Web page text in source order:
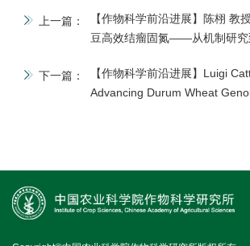
上一篇：
【作物科学前沿进展】陈栩 教
豆高效结瘤固氮——从机制研究
下一篇：
【作物科学前沿进展】Luigi
Advancing Durum Wheat